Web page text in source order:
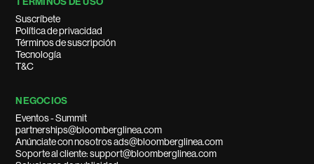
Suscríbete
Política de privacidad
Términos de suscripción
Tecnología
T&C
NEGOCIOS
Eventos - Summit
partnerships@bloomberglinea.com
Anúnciate con nosotros ads@bloomberglinea.com
Soporte al cliente: support@bloomberglinea.com